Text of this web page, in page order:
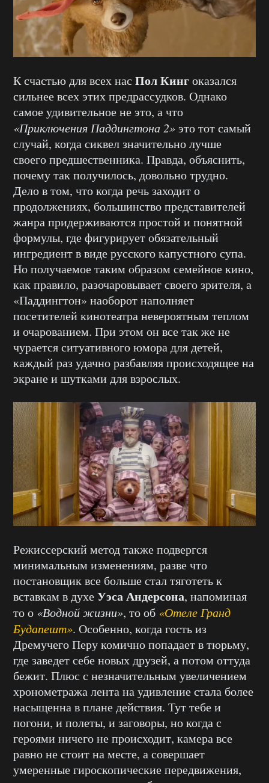
К счастью для всех нас Пол Кингоказался
сильнее всех этих предрассудков. Однако
самое удивительное не это, а что
«Приключения Паддингтона 2»это тот самый
случай, когда сиквел значительно лучше
своего предшественника. Правда, объяснить,
почему так получилось, довольно трудно.
Дело в том, что когда речь заходит о
продолжениях, большинство представителей
жанра придерживаются простой и понятной
формулы, где фигурирует обязательный
ингредиент в виде русского капустного супа.
Но получаемое таким образом семейное кино,
как правило, разочаровывает своего зрителя, а
«Паддингтон» наоборот наполняет
посетителей кинотеатра невероятным теплом
и очарованием. При этом он все так же не
чурается ситуативного юмора для детей,
каждый раз удачно разбавляя происходящее на
экране и шутками для взрослых.
Режиссерский метод также подвергся
минимальным изменениям, разве что
постановщик все больше стал тяготеть к
вставкам в духеУэса Андерсона, напоминая
то о «Водной жизни», то об «Отеле Гранд
Будапешт». Особенно, когда гость из
Дремучего Перу комично попадает в тюрьму,
где заведет себе новых друзей, а потом оттуда
бежит. Плюс с незначительным увеличением
хронометража лента на удивление стала более
насыщенна в плане действия. Тут тебе и
погони, и полеты, и заговоры, но когда с
героями ничего не происходит, камера все
равно не стоит на месте, а совершает
умеренные гироскопические передвижения,